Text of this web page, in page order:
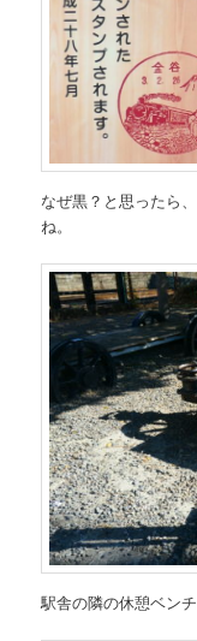
なぜ黒？と思ったら
ね。
駅舎の隣の休憩ベンチ